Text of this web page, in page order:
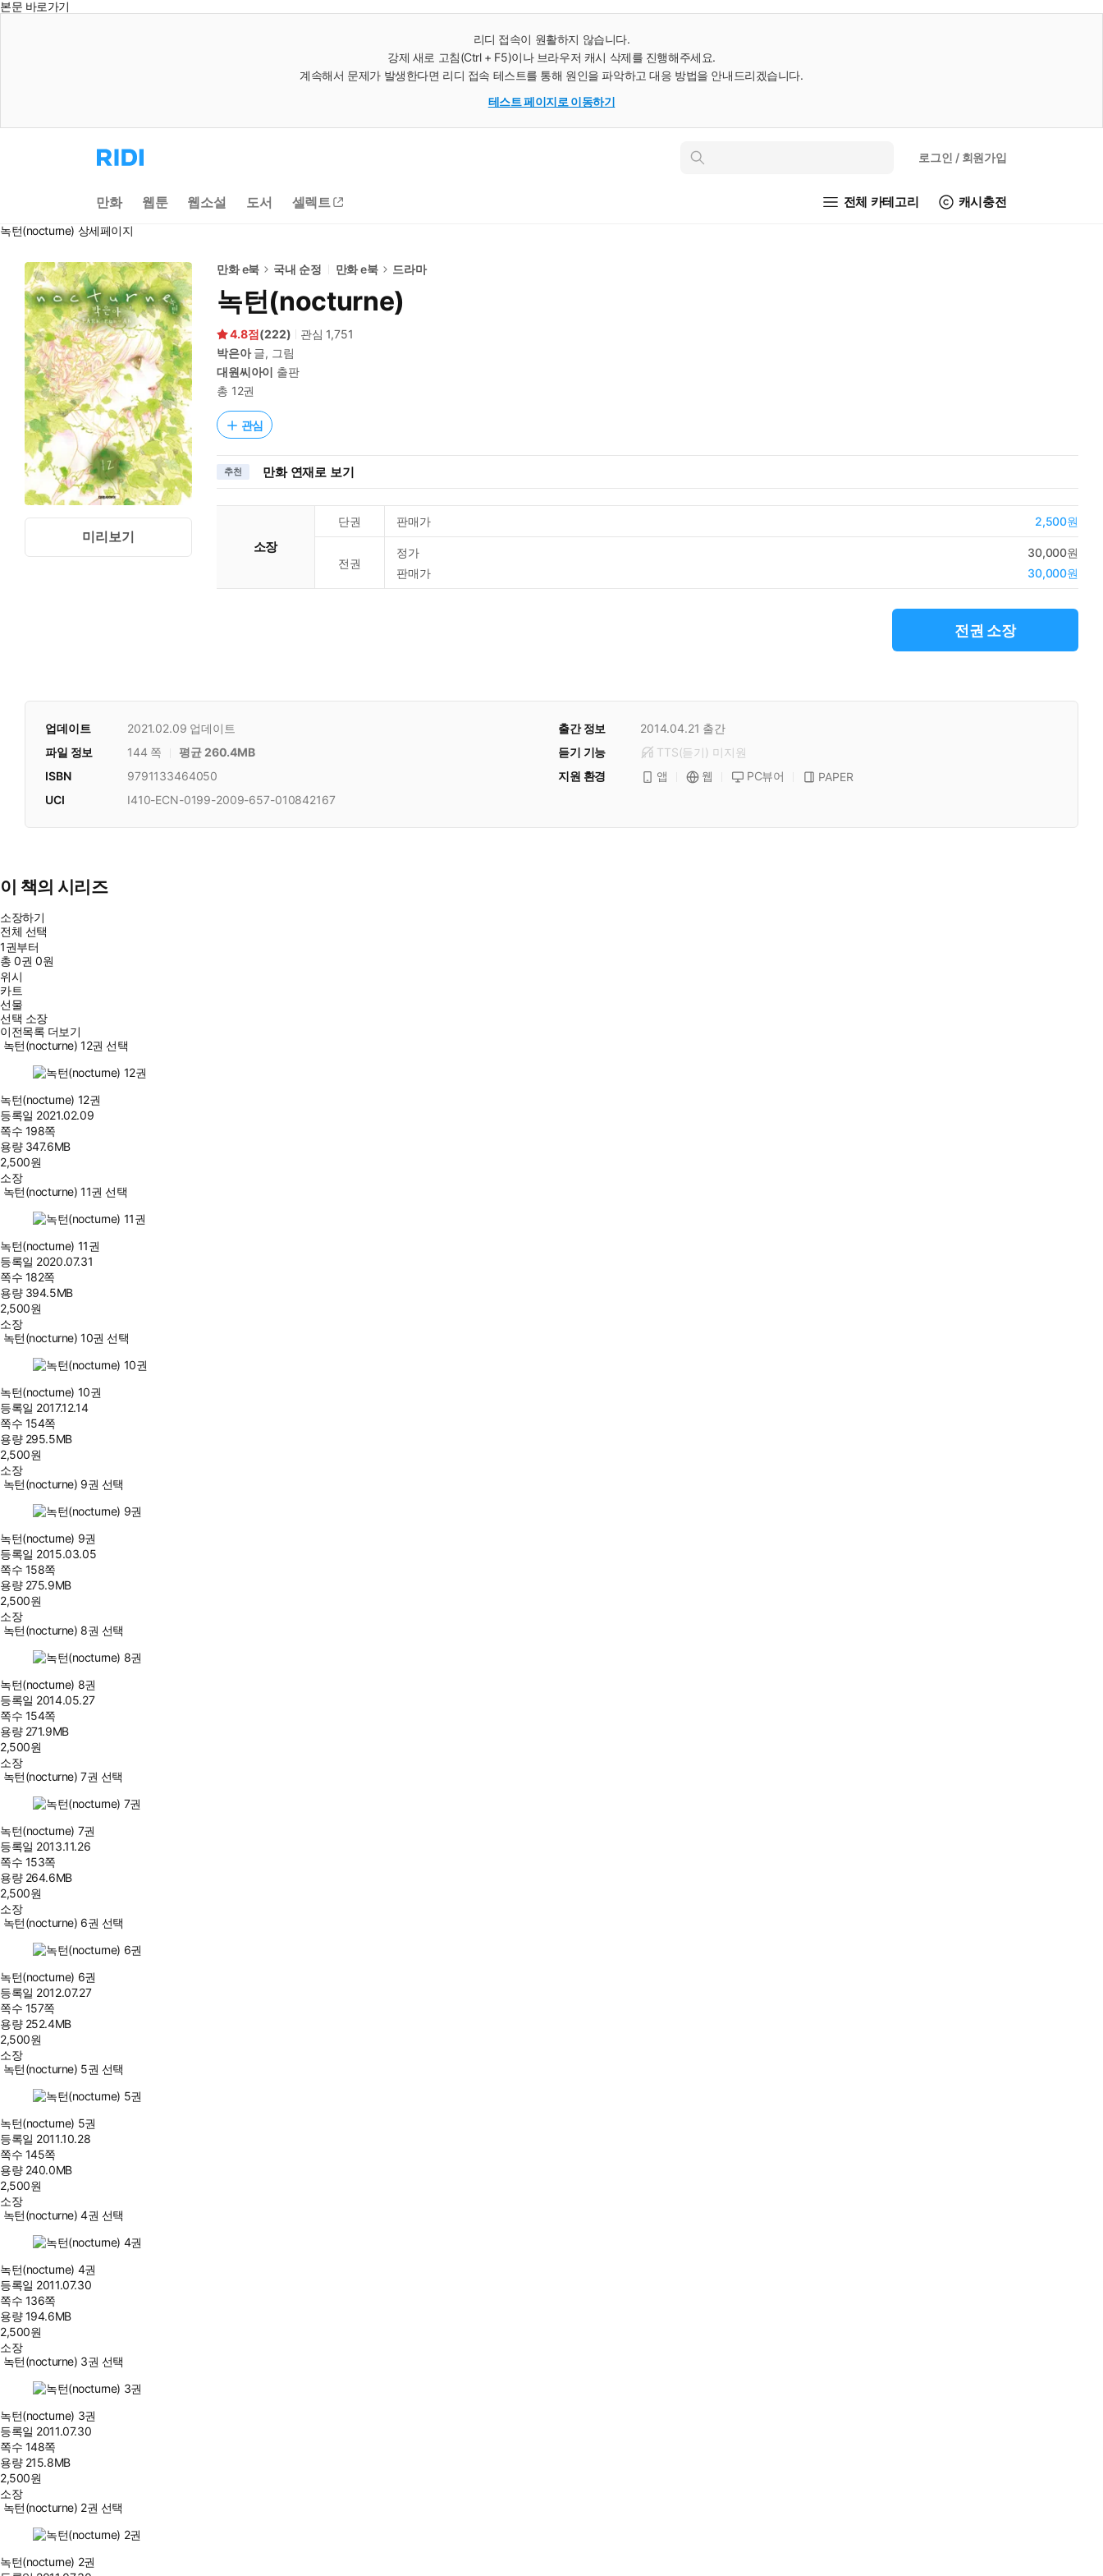
본문 바로가기
리디 접속이 원활하지 않습니다.
강제 새로 고침(Ctrl + F5)이나 브라우저 캐시 삭제를 진행해주세요.
계속해서 문제가 발생한다면 리디 접속 테스트를 통해 원인을 파악하고 대응 방법을 안내드리겠습니다.
테스트 페이지로 이동하기
리
디
으
로
동
인
로그인 / 회원가입
만화 웹툰 웹소설 도서 셀렉트 전체 카테고리 캐시충전
녹턴(nocturne) 상세페이지
미리보기
만화 e북 국내 순정 만화 e북 드라마
녹턴(nocturne)
4.8 (222) 관심 1,751
박은아글, 그림
대원씨아이 출판
총 12권
관심
추천 만화 연재로 보기
소장
단권 판매가 2,500원
전권
정가
30,000원
판매가
30,000원
전권 소장
업데이트 2021.02.09 업데이트 출간 정보 2014.04.21 출간
듣기 기능
TTS(듣기) 미지원
파일 정보 144 쪽
평균 260.4MB
지원 환경
앱 웹 PC뷰어 PAPER
ISBN
9791133464050
UCI
I410-ECN-0199-2009-657-010842167
이 책의 시리즈
소장하기
전체 선택
1권부터
총0권 0원
위시
카트
선물
선택 소장
이전목록 더보기
녹턴(nocturne) 12권 선택
녹턴(nocturne) 12권
등록일 2021.02.09
쪽수 198쪽
용량 347.6MB
2,500원
소장
녹턴(nocturne) 11권 선택
녹턴(nocturne) 11권
등록일 2020.07.31
쪽수 182쪽
용량 394.5MB
2,500원
소장
녹턴(nocturne) 10권 선택
녹턴(nocturne) 10권
등록일 2017.12.14
쪽수 154쪽
용량 295.5MB
2,500원
소장
녹턴(nocturne) 9권 선택
녹턴(nocturne) 9권
등록일 2015.03.05
쪽수 158쪽
용량 275.9MB
2,500원
소장
녹턴(nocturne) 8권 선택
녹턴(nocturne) 8권
등록일 2014.05.27
쪽수 154쪽
용량 271.9MB
2,500원
소장
녹턴(nocturne) 7권 선택
녹턴(nocturne) 7권
등록일 2013.11.26
쪽수 153쪽
용량 264.6MB
2,500원
소장
녹턴(nocturne) 6권 선택
녹턴(nocturne) 6권
등록일 2012.07.27
쪽수 157쪽
용량 252.4MB
2,500원
소장
녹턴(nocturne) 5권 선택
녹턴(nocturne) 5권
등록일 2011.10.28
쪽수 145쪽
용량 240.0MB
2,500원
소장
녹턴(nocturne) 4권 선택
녹턴(nocturne) 4권
등록일 2011.07.30
쪽수 136쪽
용량194.6MB
2,500원
소장
녹턴(nocturne) 3권 선택
녹턴(nocturne) 3권
등록일 2011.07.30
쪽수 148쪽
용량 215.8MB
2,500원
소장
녹턴(nocturne) 2권 선택
녹턴(nocturne) 2권